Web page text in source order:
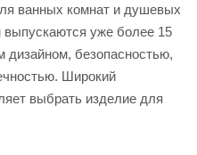
ванных комнат и душевых
уже более 15
дизайном, безопасностью,
Широкий
выбрать изделие для